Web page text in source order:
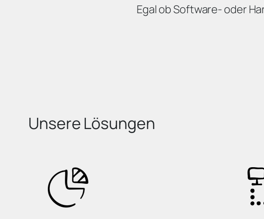
Egal ob Software- oder
Unsere Lösungen